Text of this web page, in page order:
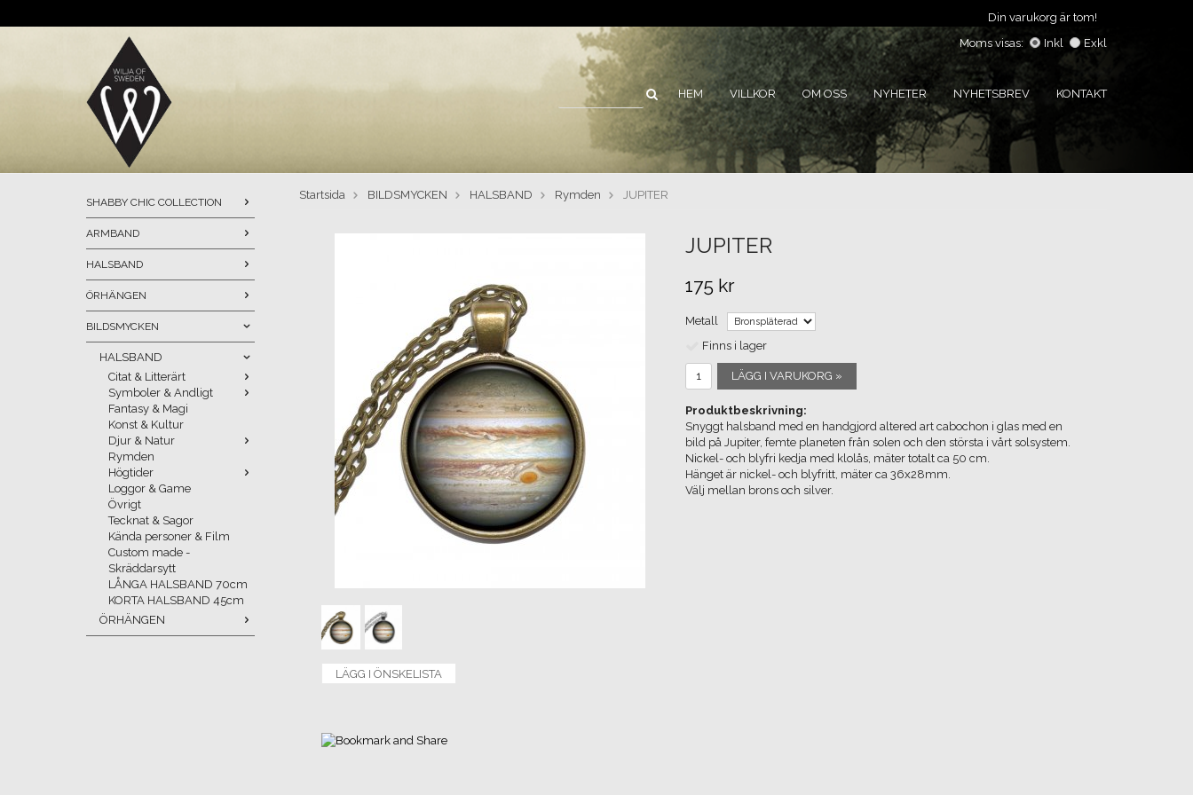
Din varukorg är tom!
Moms visas:
Inkl Exkl
HEM VILLKOR OM OSS NYHETER NYHETSBREV KONTAKT
SHABBY CHIC COLLECTION
ARMBAND
HALSBAND
ÖRHÄNGEN
BILDSMYCKEN
HALSBAND
Citat & Litterärt
Symboler & Andligt
Fantasy & Magi
Konst & Kultur
Djur & Natur
Rymden
Högtider
Loggor & Game
Övrigt
Tecknat & Sagor
Kända personer & Film
Custom made -
Skräddarsytt
LÅNGA HALSBAND 70cm
KORTA HALSBAND 45cm
ÖRHÄNGEN
Startsida BILDSMYCKEN HALSBAND Rymden JUPITER
LÄGG I ÖNSKELISTA
JUPITER
175 kr
Metall
Finns i lager
LÄGG I VARUKORG »
Produktbeskrivning:
Snyggt halsband med en handgjord altered art cabochon i glas med en
bild på Jupiter, femte planeten från solen och den största i vårt solsystem.
Nickel- och blyfri kedja med klolås, mäter totalt ca 50 cm.
Hänget är nickel- och blyfritt, mäter ca 36x28mm.
Välj mellan brons och silver.